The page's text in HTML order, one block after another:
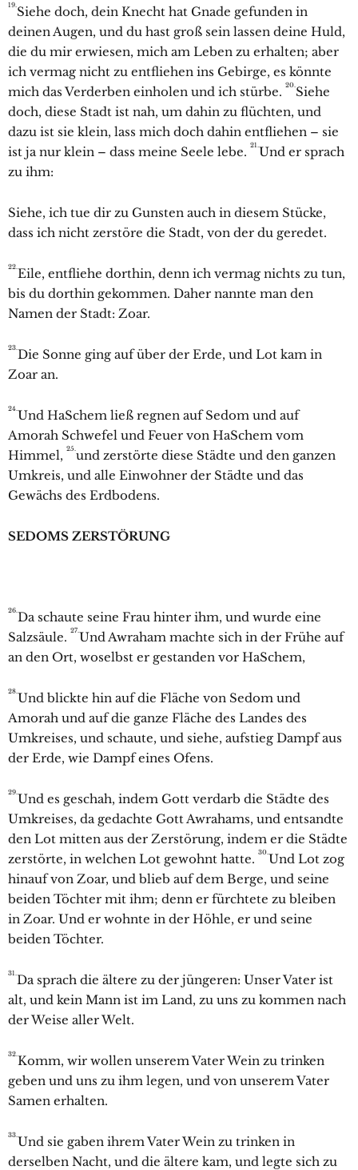
19.Siehe doch, dein Knecht hat Gnade gefunden in
deinen Augen, und du hast groß sein lassen deine Huld,
die du mir erwiesen, mich am Leben zu erhalten; aber
ich vermag nicht zu entfliehen ins Gebirge, es könnte
mich das Verderben einholen und ich stürbe. 20.Siehe
doch, diese Stadt ist nah, um dahin zu flüchten, und
dazu ist sie klein, lass mich doch dahin entfliehen – sie
ist ja nur klein – dass meine Seele lebe. 21.Und er sprach
zu ihm:
Siehe, ich tue dir zu Gunsten auch in diesem Stücke,
dass ich nicht zerstöre die Stadt, von der du geredet.
22.Eile, entfliehe dorthin, denn ich vermag nichts zu tun,
bis du dorthin gekommen. Daher nannte man den
Namen der Stadt: Zoar.
23.Die Sonne ging auf über der Erde, und Lot kam in
Zoar an.
24.Und HaSchem ließ regnen aufSedom und auf
Amorah Schwefel und Feuer von HaSchem vom
Himmel, 25.und zerstörte diese Städte und den ganzen
Umkreis, und alle Einwohner der Städte und das
Gewächs des Erdbodens.
SEDOMS ZERSTÖRUNG
26.Da schaute seine Frau hinter ihm, und wurde eine
Salzsäule. 27.Und Awraham machte sich in der Frühe auf
an den Ort, woselbst er gestanden vor HaSchem,
28.Und blickte hin auf die Fläche von Sedom und
Amorah und auf die ganze Fläche des Landes des
Umkreises, und schaute, und siehe, aufstieg Dampf aus
der Erde, wie Dampf eines Ofens.
29.Und es geschah, indem Gott verdarb die Städte des
Umkreises, da gedachte Gott Awrahams, und entsandte
den Lot mitten aus der Zerstörung, indem er die Städte
zerstörte, in welchen Lot gewohnt hatte. 30.Und Lot zog
hinauf von Zoar, und blieb auf dem Berge, und seine
beiden Töchter mit ihm; denn er fürchtete zu bleiben
in Zoar. Und er wohnte in der Höhle, er und seine
beiden Töchter.
31.Da sprach die ältere zu der jüngeren: Unser Vater ist
alt, und kein Mann ist im Land, zu uns zu kommen nach
der Weise aller Welt.
32.Komm, wir wollen unserem Vater Wein zu trinken
geben und uns zu ihm legen, und von unserem Vater
Samen erhalten.
33.Und sie gaben ihrem Vater Wein zu trinken in
derselben Nacht, und die ältere kam, und legte sich zu